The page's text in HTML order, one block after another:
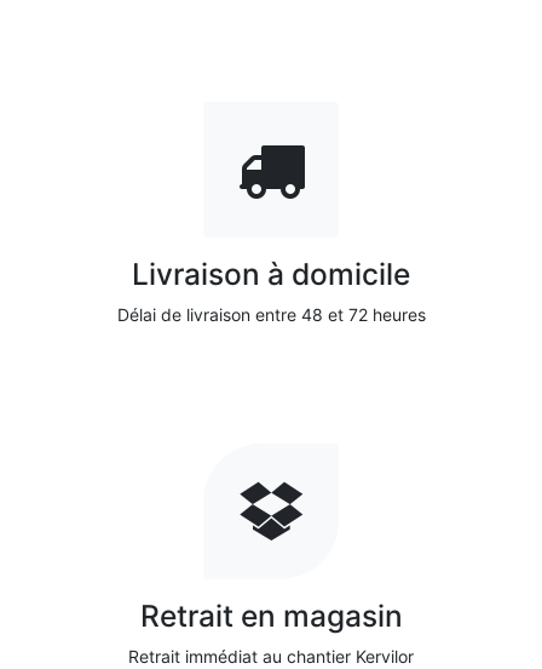
Livraison à domicile
Délai de livraison entre 48 et 72 heures
Retrait en magasin
Retrait immédiat au chantier Kervilor